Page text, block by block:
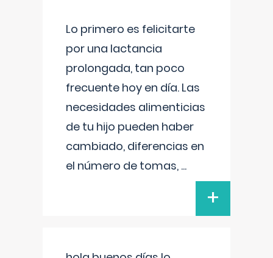
Lo primero es felicitarte
por una lactancia
prolongada, tan poco
frecuente hoy en día. Las
necesidades alimenticias
de tu hijo pueden haber
cambiado, diferencias en
el número de tomas, ...
+